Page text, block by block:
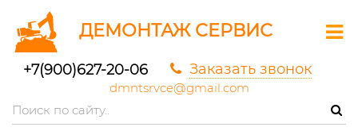
ДЕМОНТАЖ СЕРВИС
+7(900)627-20-06
dmntsrvce@gmail.com
Заказать звонок